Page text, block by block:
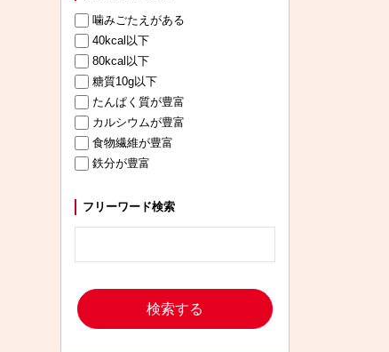
噛みごたえがある
40kcal以下
80kcal以下
糖質10g以下
たんぱく質が豊富
カルシウムが豊富
食物繊維が豊富
鉄分が豊富
フリーワード検索